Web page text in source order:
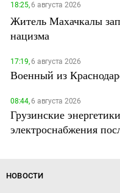
18:25,6 августа 2026
Житель Махачкалы
нацизма
17:19,6 августа 2026
Военный из
08:44,6 августа 2026
Грузинские
электроснабжения
НОВОСТИ